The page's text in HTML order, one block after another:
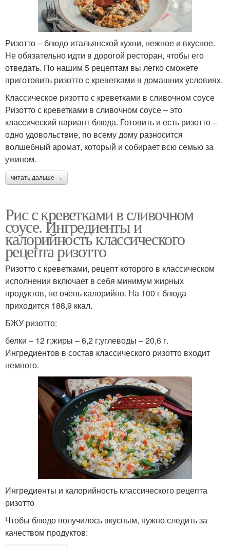
Ризотто – блюдо итальянской кухни, нежное и вкусное.
Не обязательно идти в дорогой ресторан, чтобы его
отведать. По нашим 5 рецептам вы легко сможете
приготовить ризотто с креветками в домашних условиях.
Классическое ризотто с креветками в сливочном соусе
Ризотто с креветками в сливочном соусе – это
классический вариант блюда. Готовить и есть ризотто –
одно удовольствие, по всему дому разносится
волшебный аромат, который и собирает всю семью за
ужином.
читать дальше →
Рис с креветками в сливочном
соусе. Ингредиенты и
калорийность классического
рецепта ризотто
Ризотто с креветками, рецепт которого в классическом
исполнении включает в себя минимум жирных
продуктов, не очень калорийно. На 100 г блюда
приходится 188,9 ккал.
БЖУ ризотто:
белки – 12 г;жиры – 6,2 г;углеводы – 20,6 г.
Ингредиентов в состав классического ризотто входит
немного.
Ингредиенты и калорийность классического рецепта
ризотто
Чтобы блюдо получилось вкусным, нужно следить за
качеством продуктов: